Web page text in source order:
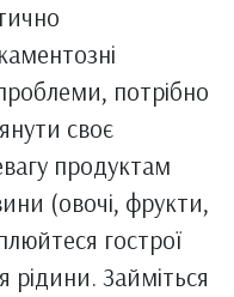
потрібно
своє
продуктам
(овочі, фрукти,
гострої
рідини. Займіться